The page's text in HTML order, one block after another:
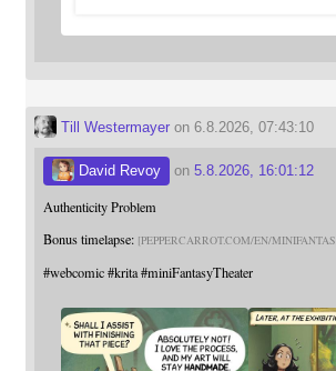
Till Westermayeron 6.8.2026, 07:43:10
David Revoy on 5.8.2026, 16:01:12
Authenticity Problem
Bonus timelapse: PEPPERCARROT.COM/EN/MINIFANTAS
#webcomic #krita #miniFantasyTheater